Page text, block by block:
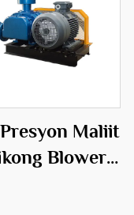
Maliit
Blower